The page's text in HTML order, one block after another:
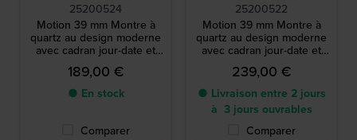
25200524
Motion 39 mm Montre à
quartz au design moderne
avec cadran jour-date et
24h
189,00 €
● En stock
Comparer
25200522
Motion 39 mm Montre à
quartz au design moderne
avec cadran jour-date et
24h
239,00 €
● Livraison entre 2 jours
à 3 jours ouvrables
Comparer